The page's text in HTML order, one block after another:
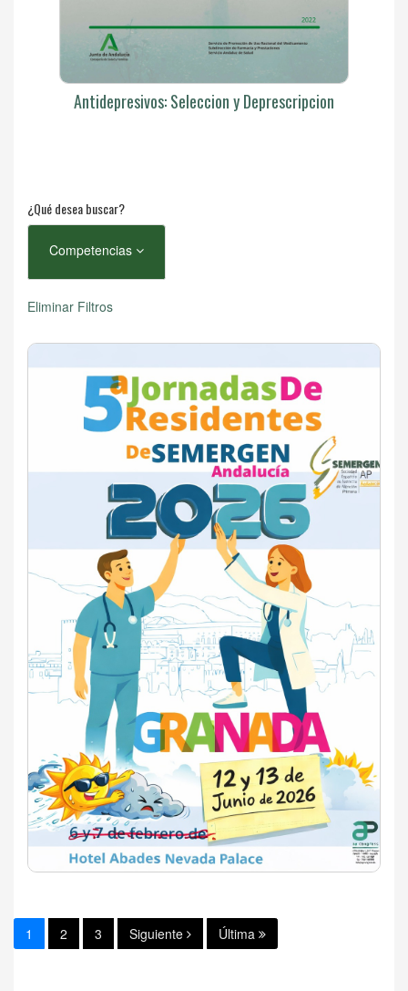
Antidepresivos: Seleccion y Deprescripcion
¿Qué desea buscar?
Competencias
Eliminar Filtros
1 2 3 Siguiente Última